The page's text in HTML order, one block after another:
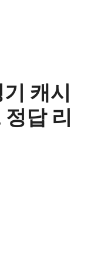
캐시
답 리